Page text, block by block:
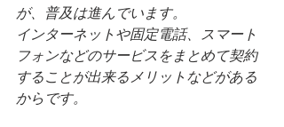
が、普及は進んでいます。
インターネットや固定電話、スマート
フォンなどのサービスをまとめて契約
することが出来るメリットなどがある
からです。